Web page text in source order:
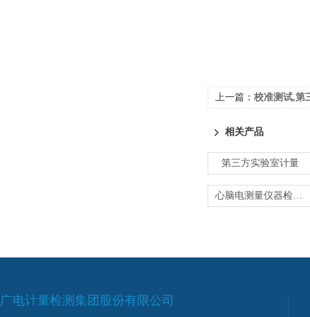
上一篇： 校准测试,第
相关产品
第三方实验室计量
心脑电测量仪器检定-医用仪器计量
广电计量检测集团股份有限公司